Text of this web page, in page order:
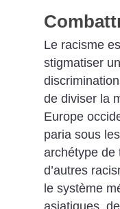
Le racisme
stigmatiser
de diviser la
Europe
paria sous
archétype de
d’autres
le système